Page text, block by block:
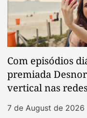
Com episódios
premiada
vertical nas
7 de August de 2026